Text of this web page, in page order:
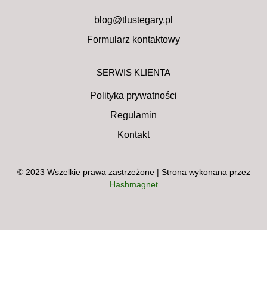
blog@tlustegary.pl
Formularz kontaktowy
SERWIS KLIENTA
Polityka prywatności
Regulamin
Kontakt
© 2023 Wszelkie prawa zastrzeżone | Strona wykonana przez
Hashmagnet